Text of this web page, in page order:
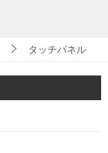
タッチパネル